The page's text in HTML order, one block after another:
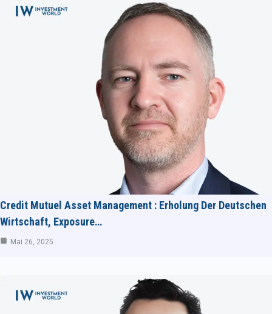
Credit Mutuel Asset Management : Erholung Der Deutschen
Wirtschaft, Exposure…
Mai 26, 2025